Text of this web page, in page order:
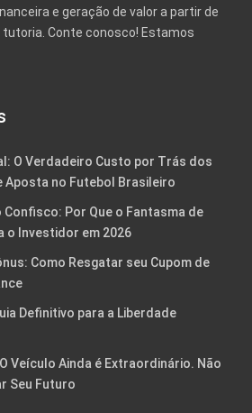
e geração de valor a partir de
Conte conosco! Estamos
O Verdadeiro Custo por Trás dos
Aposta no Futebol Brasileiro
Por Que o Fantasma de
o Investidor em 2026
Como Resgatar seu Cupom de
Definitivo para a Liberdade
Veículo Ainda é Extraordinário. Não
Seu Futuro